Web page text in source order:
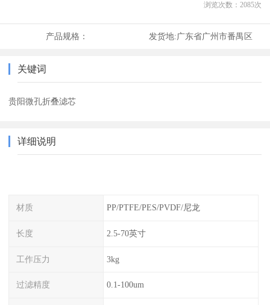
浏览次数： 2085次
产品规格： 发货地:广东省广州市番禺区
关键词
贵阳微孔折叠滤芯
详细说明
材质 PP/PTFE/PES/PVDF/尼龙
长度 2.5-70英寸
工作压力 3kg
过滤精度 0.1-100um